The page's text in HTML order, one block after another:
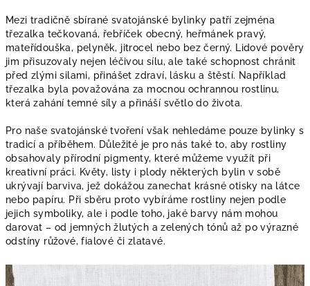
Mezi tradičně sbírané svatojánské bylinky patří zejména
třezalka tečkovaná, řebříček obecný, heřmánek pravý,
mateřídouška, pelyněk, jitrocel nebo bez černý. Lidové pověry
jim přisuzovaly nejen léčivou sílu, ale také schopnost chránit
před zlými silami, přinášet zdraví, lásku a štěstí. Například
třezalka byla považována za mocnou ochrannou rostlinu,
která zahání temné síly a přináší světlo do života.
Pro naše svatojánské tvoření však nehledáme pouze bylinky s
tradicí a příběhem. Důležité je pro nás také to, aby rostliny
obsahovaly přírodní pigmenty, které můžeme využít při
kreativní práci. Květy, listy i plody některých bylin v sobě
ukrývají barviva, jež dokážou zanechat krásné otisky na látce
nebo papíru. Při sběru proto vybíráme rostliny nejen podle
jejich symboliky, ale i podle toho, jaké barvy nám mohou
darovat – od jemných žlutých a zelených tónů až po výrazné
odstíny růžové, fialové či zlatavé.